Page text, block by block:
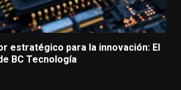
estratégico para la innovación: El
BC Tecnología